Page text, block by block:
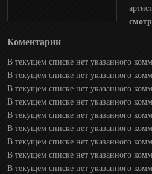
Романтичное HD
Любимое Кино
Иллюзион+
Русский иллюзион
Коментарии
В текущем списке нет указанного
В текущем списке нет указанного
В текущем списке нет указанного
В текущем списке нет указанного
В текущем списке нет указанного
В текущем списке нет указанного
В текущем списке нет указанного
В текущем списке нет указанного
В текущем списке нет указанного